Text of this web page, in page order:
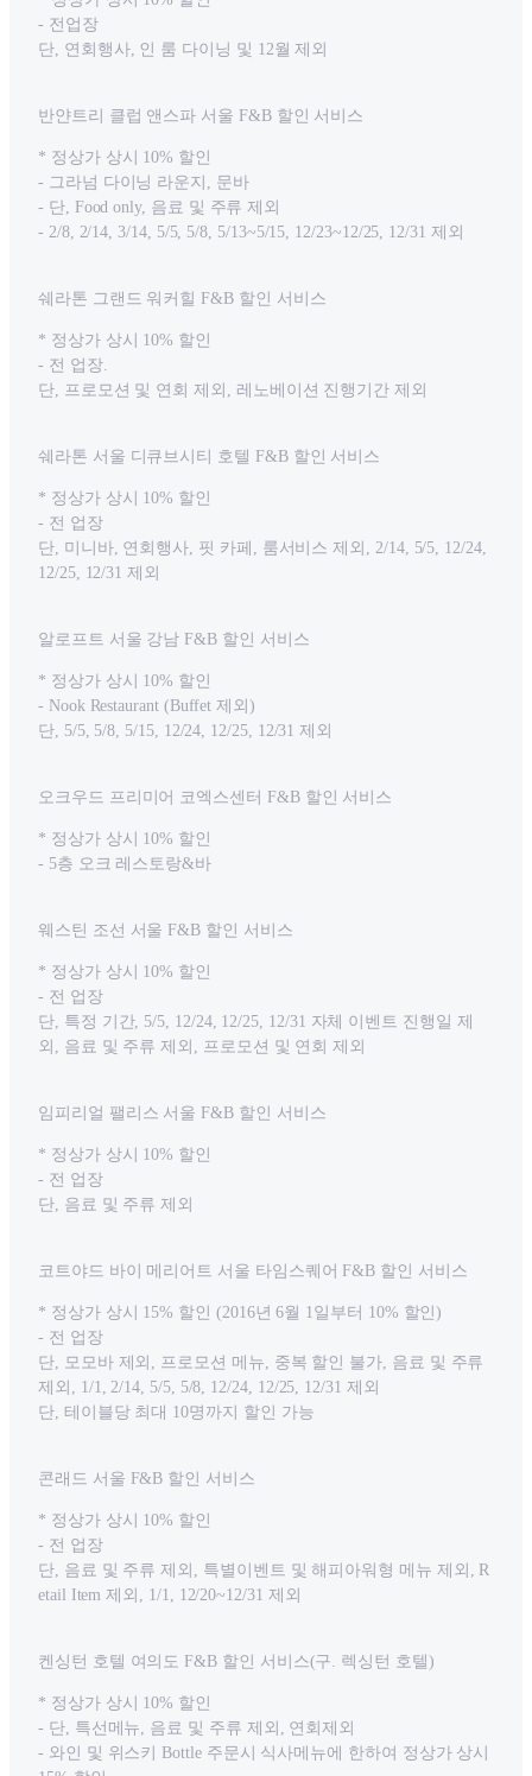
- 전업장
단, 연회행사, 인 룸 다이닝 및 12월 제외
반얀트리 클럽 앤스파 서울 F&B 할인 서비스
* 정상가 상시 10% 할인
- 그라넘 다이닝 라운지, 문바
- 단, Food only, 음료 및 주류 제외
- 2/8, 2/14, 3/14, 5/5, 5/8, 5/13~5/15, 12/23~12/25, 12/31 제외
쉐라톤 그랜드 워커힐 F&B 할인 서비스
* 정상가 상시 10% 할인
- 전 업장.
단, 프로모션 및 연회 제외, 레노베이션 진행기간 제외
쉐라톤 서울 디큐브시티 호텔 F&B 할인 서비스
* 정상가 상시 10% 할인
- 전 업장
단, 미니바, 연회행사, 핏 카페, 룸서비스 제외, 2/14, 5/5, 12/24,
12/25, 12/31 제외
알로프트 서울 강남 F&B 할인 서비스
* 정상가 상시 10% 할인
- Nook Restaurant (Buffet 제외)
단, 5/5, 5/8, 5/15, 12/24, 12/25, 12/31 제외
오크우드 프리미어 코엑스센터 F&B 할인 서비스
* 정상가 상시 10% 할인
- 5층 오크 레스토랑&바
웨스틴 조선 서울 F&B 할인 서비스
* 정상가 상시 10% 할인
- 전 업장
단, 특정 기간, 5/5, 12/24, 12/25, 12/31 자체 이벤트 진행일 제
외, 음료 및 주류 제외, 프로모션 및 연회 제외
임피리얼 팰리스 서울 F&B 할인 서비스
* 정상가 상시 10% 할인
- 전 업장
단, 음료 및 주류 제외
코트야드 바이 메리어트 서울 타임스퀘어 F&B 할인 서비스
* 정상가 상시 15% 할인 (2016년 6월 1일부터 10% 할인)
- 전 업장
단, 모모바 제외, 프로모션 메뉴, 중복 할인 불가, 음료 및 주류
제외, 1/1, 2/14, 5/5, 5/8, 12/24, 12/25, 12/31 제외
단, 테이블당 최대 10명까지 할인 가능
콘래드 서울 F&B 할인 서비스
* 정상가 상시 10% 할인
- 전 업장
단, 음료 및 주류 제외, 특별이벤트 및 해피아워형 메뉴 제외, R
etail Item 제외, 1/1, 12/20~12/31 제외
켄싱턴 호텔 여의도 F&B 할인 서비스(구. 렉싱턴 호텔)
* 정상가 상시 10% 할인
- 단, 특선메뉴, 음료 및 주류 제외, 연회제외
- 와인 및 위스키 Bottle 주문시 식사메뉴에 한하여 정상가 상시